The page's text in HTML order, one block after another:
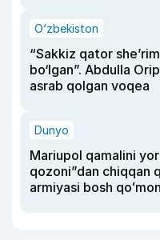
O‘zbekiston
“Sakkiz qator
bo‘lgan”. Abdulla
asrab qolgan voqea
Dunyo
Mariupol qamalini
qozoni”dan chiqqan
armiyasi bosh